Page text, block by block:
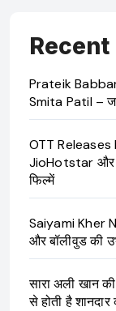
Recent
Prateik
Smita Patil –
OTT
JioHotstar और
फिल्में
Saiyami Kher
और बॉलीवुड की
सारा अली खान
से होती है शानदार